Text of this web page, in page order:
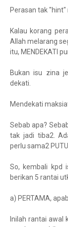
Perasan tak "hint"
Kalau korang
Allah melarang
itu, MENDEKATI
Bukan isu zina
dekati.
Mendekati
Sebab apa?
tak jadi tiba2.
perlu sama2
So, kembali kpd
berikan 5 rantai
a) PERTAMA,
Inilah rantai awal